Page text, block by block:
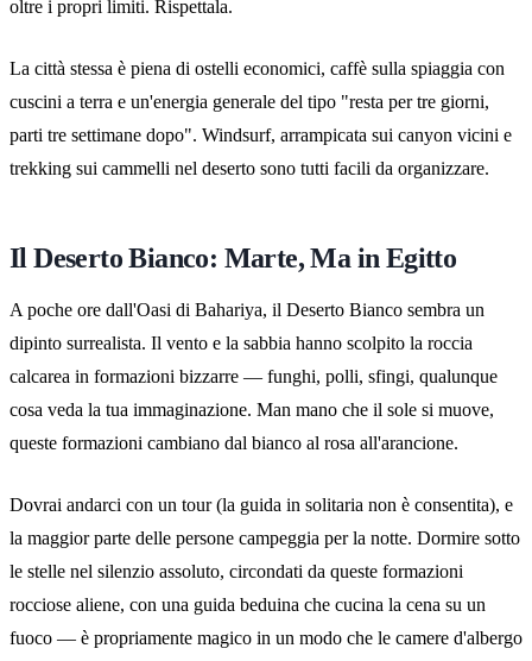
oltre i propri limiti. Rispettala.
La città stessa è piena di ostelli economici, caffè sulla spiaggia con
cuscini a terra e un'energia generale del tipo "resta per tre giorni,
parti tre settimane dopo". Windsurf, arrampicata sui canyon vicini e
trekking sui cammelli nel deserto sono tutti facili da organizzare.
Il Deserto Bianco: Marte, Ma in Egitto
A poche ore dall'Oasi di Bahariya, il Deserto Bianco sembra un
dipinto surrealista. Il vento e la sabbia hanno scolpito la roccia
calcarea in formazioni bizzarre — funghi, polli, sfingi, qualunque
cosa veda la tua immaginazione. Man mano che il sole si muove,
queste formazioni cambiano dal bianco al rosa all'arancione.
Dovrai andarci con un tour (la guida in solitaria non è consentita), e
la maggior parte delle persone campeggia per la notte. Dormire sotto
le stelle nel silenzio assoluto, circondati da queste formazioni
rocciose aliene, con una guida beduina che cucina la cena su un
fuoco — è propriamente magico in un modo che le camere d'albergo